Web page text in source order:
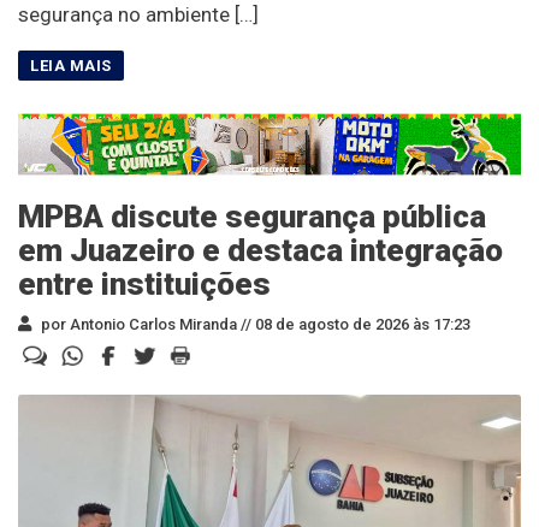
segurança no ambiente […]
MPBA discute segurança pública
em Juazeiro e destaca integração
entre instituições
por Antonio Carlos Miranda // 08 de agosto de 2026 às 17:23